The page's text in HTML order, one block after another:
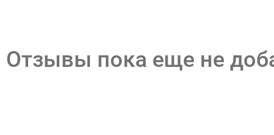
Отзывы пока еще не